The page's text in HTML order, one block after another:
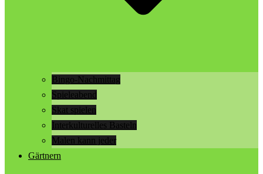
Bingo-Nachmittag
Spieleabend
Skat spielen
Interkulturelles Basteln
Malen kann jeder
Gärtnern